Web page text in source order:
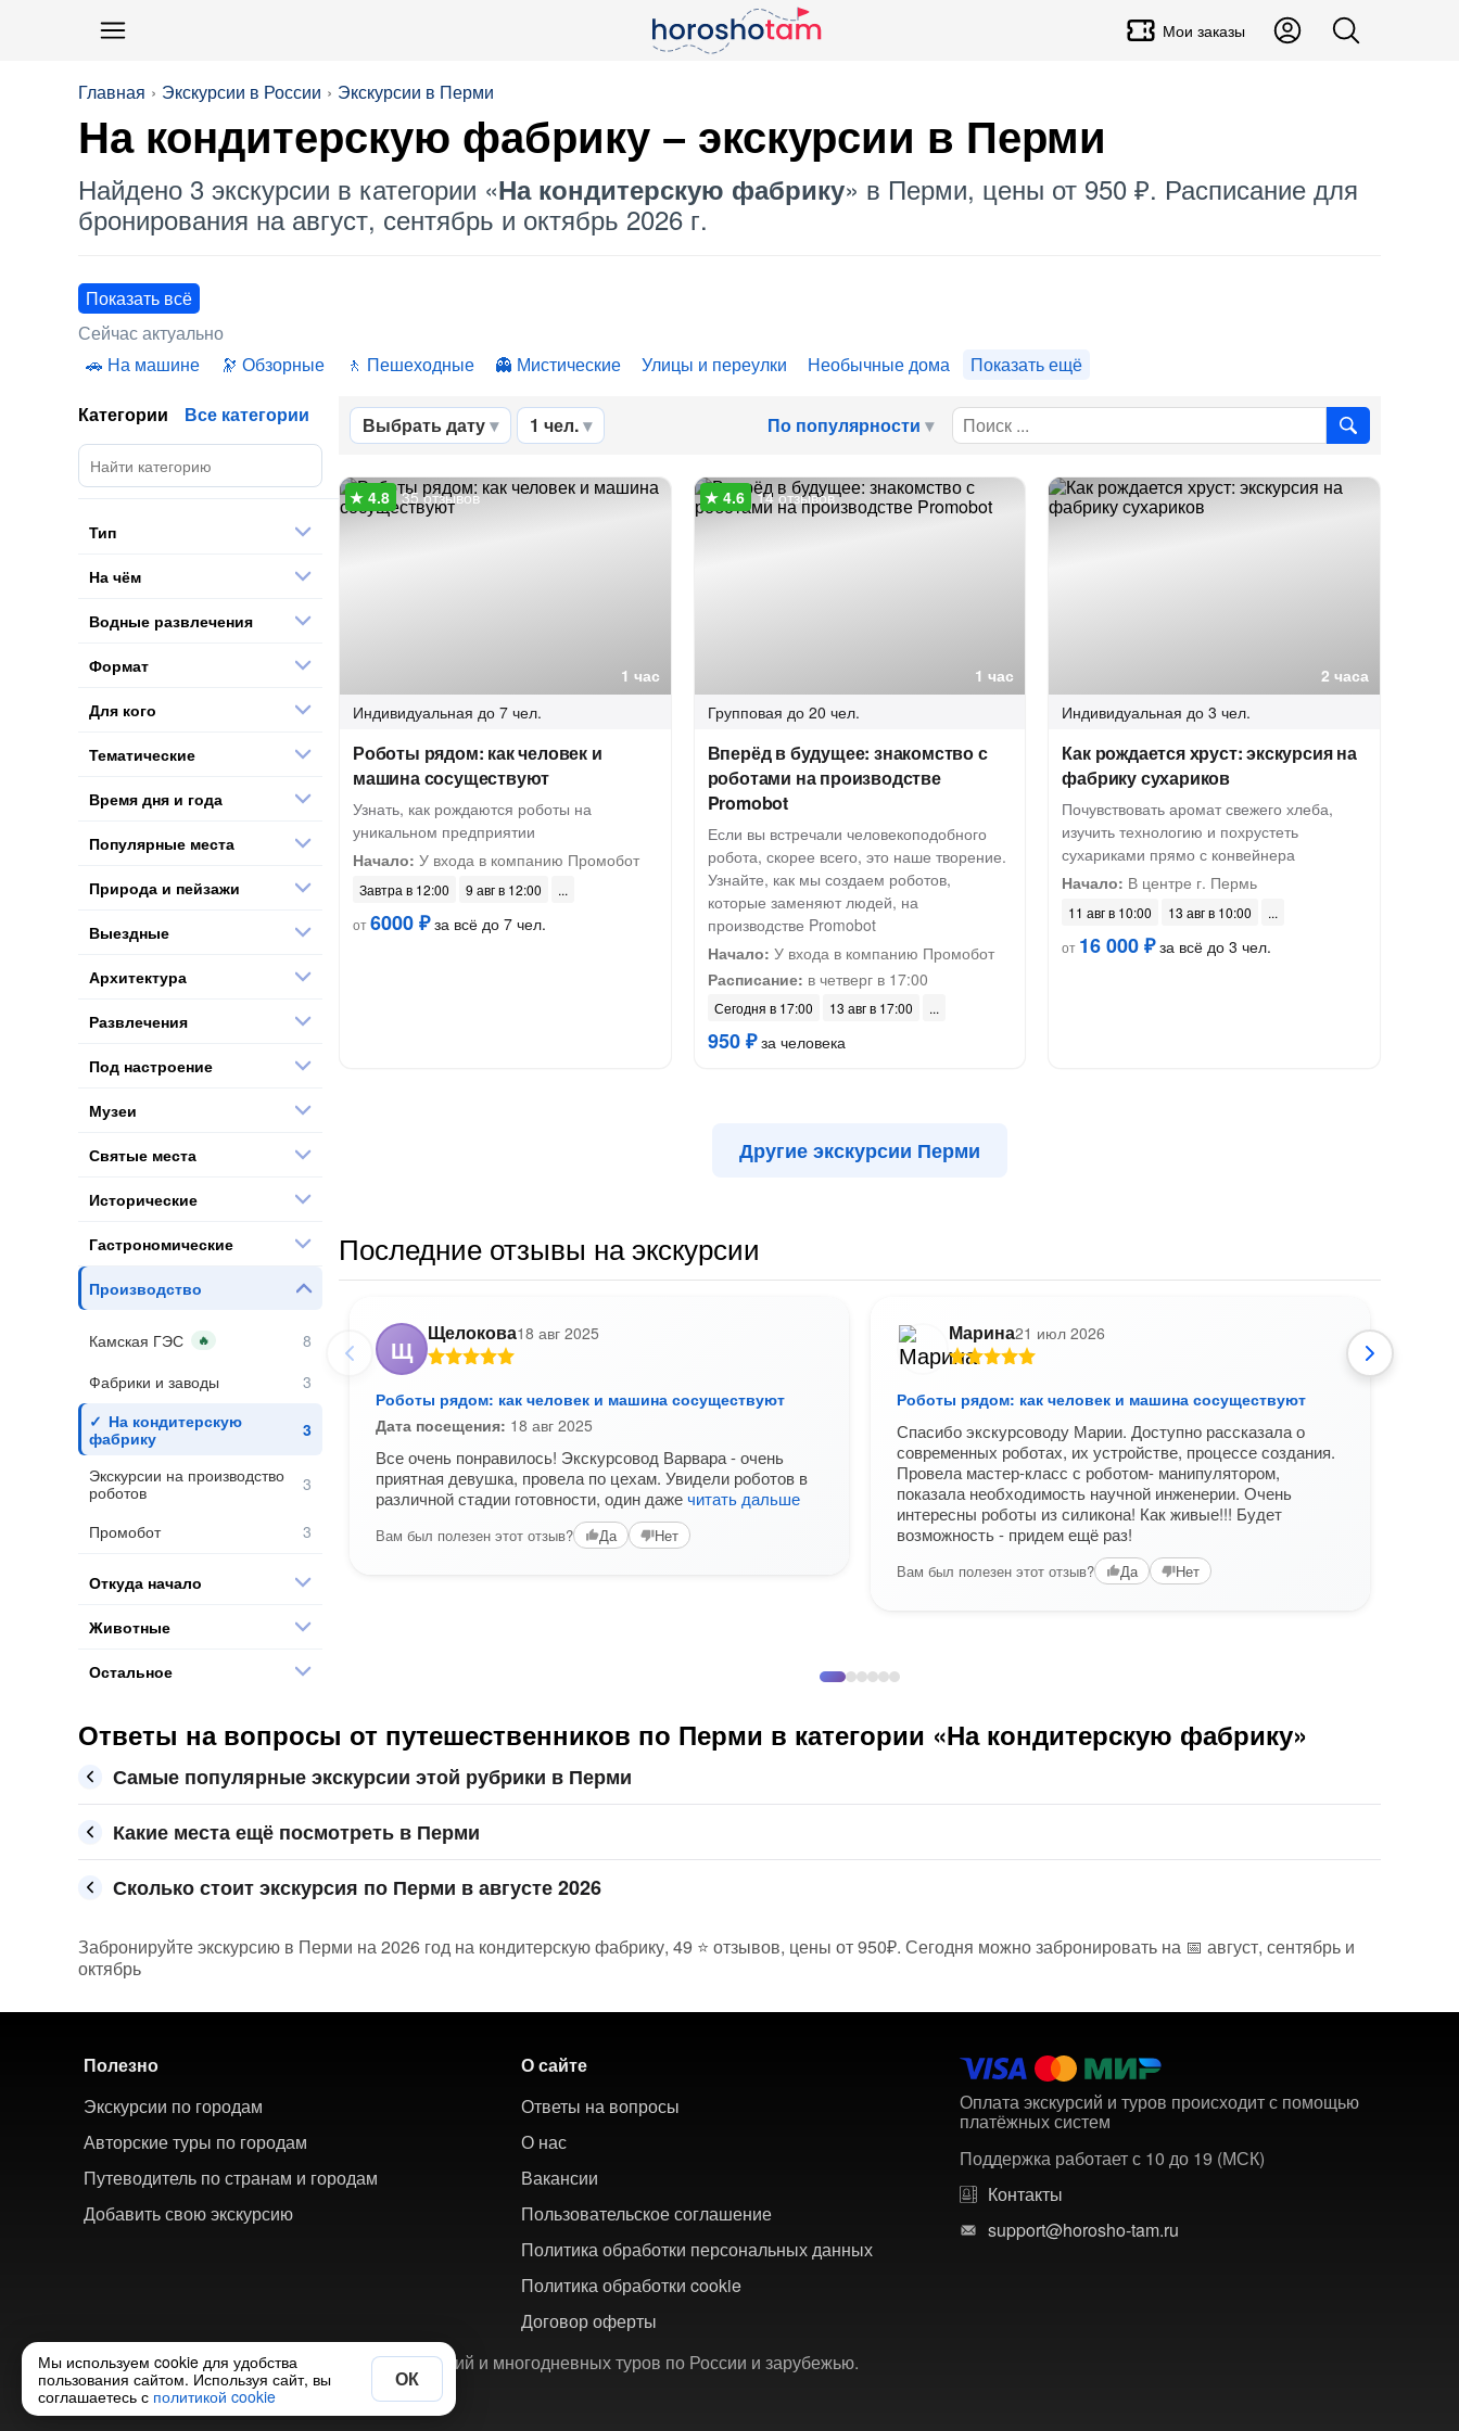
Мои заказы
Главная Экскурсии в России Экскурсии в Перми
На кондитерскую фабрику – экскурсии в Перми
Найдено 3 экскурсии в категории «На кондитерскую фабрику» в Перми, цены от 950 ₽. Расписание для
бронирования на август, сентябрь и октябрь 2026 г.
Показать всё
Сейчас актуально
На машине
Обзорные Пешеходные Мистические Улицы и переулки Необычные дома Показать ещё
Выбрать дату 1 чел. По популярности
1 час
35 отзывов
Индивидуальная до 7 чел.
Роботы рядом: как человек и
машина сосуществуют
Узнать, как рождаются роботы на
уникальном предприятии
Начало: У входа в компанию Промобот
Завтра в 12:00
9 авг в 12:00
от6000 ₽за всё до 7 чел.
1 час
14 отзывов
Групповая до 20 чел.
Вперёд в будущее: знакомство с
роботами на производстве
Promobot
Если вы встречали человекоподобного
робота, скорее всего, это наше творение.
Узнайте, как мы создаем роботов,
которые заменяют людей, на
производстве Promobot
Начало: У входа в компанию Промобот
Расписание: в четверг в 17:00
Сегодня в 17:00 13 авг в 17:00
950 ₽за человека
2 часа
Индивидуальная до 3 чел.
Как рождается хруст: экскурсия на
фабрику сухариков
Почувствовать аромат свежего хлеба,
изучить технологию и похрустеть
сухариками прямо с конвейнера
Начало: В центре г. Пермь
11 авг в 10:00
13 авг в 10:00
от 16 000 ₽за всё до 3 чел.
Другие экскурсии Перми
Последние отзывы на экскурсии
Щ
Щелокова18 авг 2025
Роботы рядом: как человек и машина сосуществуют
Дата посещения: 18 авг 2025
Все очень понравилось! Экскурсовод Варвара - очень
приятная девушка, провела по цехам. Увидели роботов в
различной стадии готовности, один дажечитать дальше
Вам был полезен этот отзыв? Да Нет
Марина21 июл 2026
Роботы рядом: как человек и машина сосуществуют
Спасибо экскурсоводу Марии. Доступно рассказала о
современных роботах, их устройстве, процессе создания.
Провела мастер-класс с роботом- манипулятором,
показала необходимость научной инженерии. Очень
интересны роботы из силикона! Как живые!!! Будет
возможность - придем ещё раз!
Вам был полезен этот отзыв? Да Нет
Категории Все категории
Тип
На чём
Водные развлечения
Формат
Для кого
Тематические
Время дня и года
Популярные места
Природа и пейзажи
Выездные
Архитектура
Развлечения
Под настроение
Музеи
Святые места
Исторические
Гастрономические
Производство
Камская ГЭС 🔥
Фабрики и заводы
На кондитерскую
фабрику
Экскурсии на производство
роботов
Промобот
Откуда начало
Животные
Остальное
Ответы на вопросы от путешественников по Перми в категории «На кондитерскую фабрику»
Самые популярные экскурсии этой рубрики в Перми
Какие места ещё посмотреть в Перми
Сколько стоит экскурсия по Перми в августе 2026
Забронируйте экскурсию в Перми на 2026 год на кондитерскую фабрику, 49 ⭐ отзывов, цены от 950₽. Сегодня можно забронировать на 📅 август, сентябрь и
октябрь
Полезно
Экскурсии по городам
Авторские туры по городам
Путеводитель по странам и городам
Добавить свою экскурсию
О сайте
Ответы на вопросы
О нас
Вакансии
Пользовательское соглашение
Политика обработки персональных данных
Политика обработки cookie
Договор оферты
Оплата экскурсий и туров происходит с помощью
платёжных систем
Поддержка работает с 10 до 19 (МСК)
Контакты
support@horosho-tam.ru
© 2018-2026 ХорошоТам — агрегатор экскурсий и многодневных туров по России и зарубежью.
Мы используем cookie для удобства
пользования сайтом. Используя сайт, вы
соглашаетесь с политикой cookie
ОК